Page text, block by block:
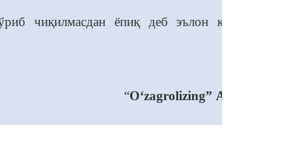
чиқилмасдан ёпиқ деб эълон қилинди ва
O‘zagrolizing” AJ Кузатув